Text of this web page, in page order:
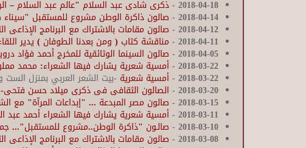
2018-04-18
-ذكرى شادى عبد السلام "عالم عبد السلام –
2018-04-14
- صالون ذاكرة الوطن مشروع للمستقبل "سيناء
2018-04-12
- صالون مقامات بالاشتراك مع البرنامج
2018-04-11
- مناقشة كتاب ( ومن بعدنا الطوفان ) يدير
2018-04-05
- صالون السينما الوثائقية للمخرج أحمد فؤاد
2018-03-22
-أمسية شعرية يشارك فيها الشعراء: محمد
2018-03-22
-أمسية شعرية -بيت الشعر العربي بمنزل الست
2018-03-20
- الصالون الثقافى فى ذكرى ميلاد حسن فتحى-
2018-03-15
- صالون مصر المبدعة ... "إبداعات المرآة" مع
2018-03-11
-أمسية شعرية يشارك فيها الشعراء أحمد
2018-03-10
- صالـون "ذاكرة الوطن..مشروع للمستقبل"...
2018-03-08
- صالون مقامات بالاشتراك مع البرنامج